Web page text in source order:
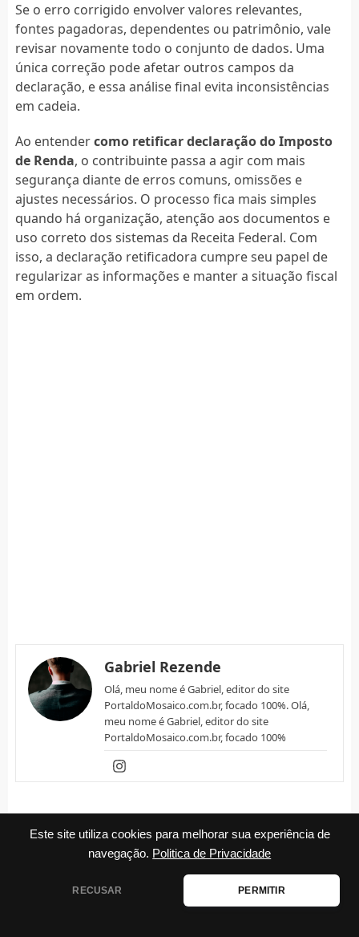
Este site utiliza cookies para melhorar sua experiência de
navegação. Politica de Privacidade
RECUSAR PERMITIR
Se o erro corrigido envolver valores relevantes,
fontes pagadoras, dependentes ou patrimônio, vale
revisar novamente todo o conjunto de dados. Uma
única correção pode afetar outros campos da
declaração, e essa análise final evita inconsistências
em cadeia.
Ao entendercomo retificar declaração do Imposto
de Renda, o contribuinte passa a agir com mais
segurança diante de erros comuns, omissões e
ajustes necessários. O processo fica mais simples
quando há organização, atenção aos documentos e
uso correto dos sistemas da Receita Federal. Com
isso, a declaração retificadora cumpre seu papel de
regularizar as informações e manter a situação fiscal
em ordem.
Gabriel Rezende
Olá, meu nome é Gabriel, editor do site
PortaldoMosaico.com.br, focado 100%. Olá,
meu nome é Gabriel, editor do site
PortaldoMosaico.com.br, focado 100%